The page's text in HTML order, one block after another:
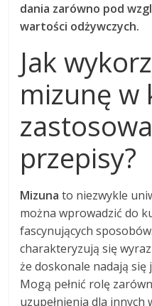
dania zarówno pod
wartości odżywczych.
Jak
mizunę w
przepisy?
Mizuna to niezwykle
można wprowadzić do
fascynujących
charakteryzują się
że doskonale nadają się
Mogą pełnić rolę
uzupełnienia dla innych